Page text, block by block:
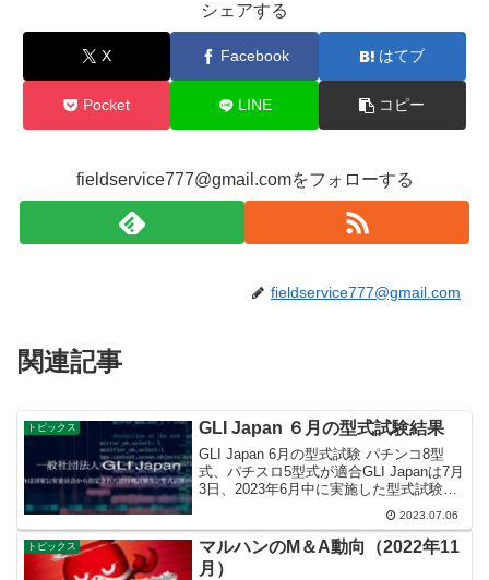
k
シェアする
X Facebook はてブ
Pocket LINE コピー
fieldservice777@gmail.comをフォローする
fieldservice777@gmail.com
関連記事
トピックス GLI Japan ６月の型式試験結果
GLI Japan 6月の型式試験 パチンコ8型
式、パチスロ5型式が適合GLI Japanは7月
3日、2023年6月中に実施した型式試験等
の実施状況を公表。パチンコ機は8型式、
パチスロは5型式がそれぞれ適合した。パ
チンコ機は結果書交付が34...
2023.07.06
トピックス
マルハンのM＆A動向（2022年11
月）